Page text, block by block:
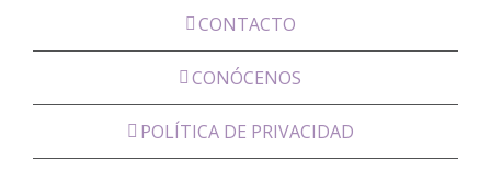
CONTACTO
CONÓCENOS
POLÍTICA DE PRIVACIDAD